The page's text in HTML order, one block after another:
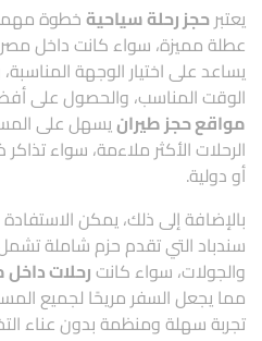
يعتبرحجز رحلة سياحيةخطوة
عطلة مميزة، سواء كانت داخل
يساعد على اختيار الوجهة
الوقت المناسب، والحصول على
مواقع حجز طيرانيسهل على
الرحلات الأكثر ملاءمة، سواء
أو دولية.
بالإضافة إلى ذلك، يمكن
سندبادالتي تقدم حزم شاملة تشمل
والجولات، سواء كانترحلات داخل
مما يجعل السفر مريحًا لجميع
تجربة سهلة ومنظمة بدون عناء